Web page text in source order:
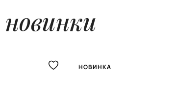
новинки
НОВИНКА